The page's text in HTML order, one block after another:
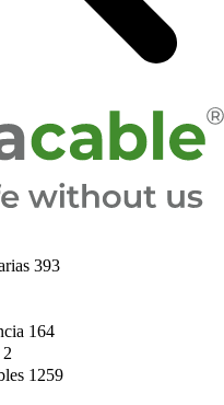
393
164
2
1259